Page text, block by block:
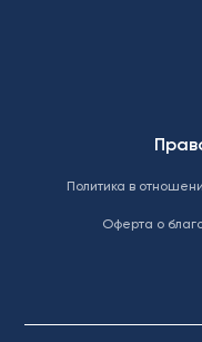
Политика в
Оферта о